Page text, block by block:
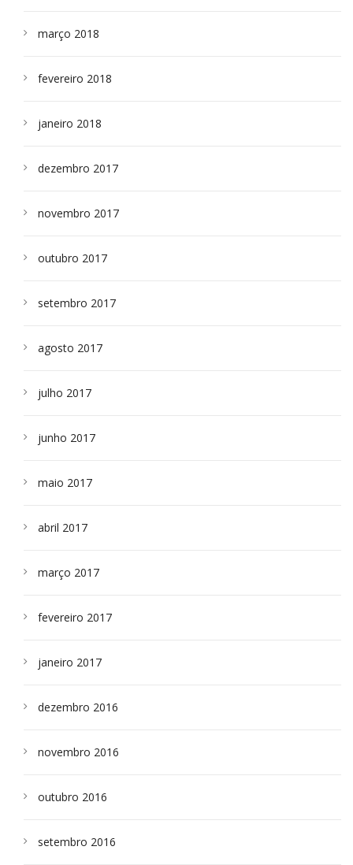
março 2018
fevereiro 2018
janeiro 2018
dezembro 2017
novembro 2017
outubro 2017
setembro 2017
agosto 2017
julho 2017
junho 2017
maio 2017
abril 2017
março 2017
fevereiro 2017
janeiro 2017
dezembro 2016
novembro 2016
outubro 2016
setembro 2016